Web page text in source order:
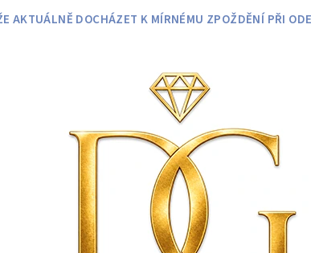
AKTUÁLNĚ DOCHÁZET K MÍRNÉMU ZPOŽDĚNÍ PŘI